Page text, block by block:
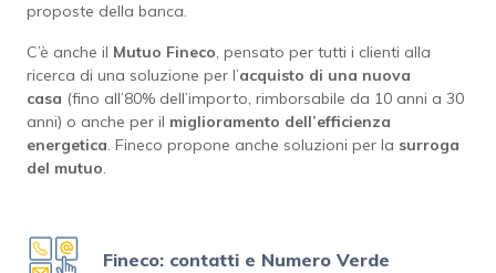
proposte della banca.
C’è anche il Mutuo Fineco, pensato per tutti i clienti alla
ricerca di una soluzione per l’acquisto di una nuova
casa (fino all’80% dell’importo, rimborsabile da 10 anni a 30
anni) o anche per il miglioramento dell’efficienza
energetica. Fineco propone anche soluzioni per la surroga
del mutuo.
Fineco: contatti e Numero Verde